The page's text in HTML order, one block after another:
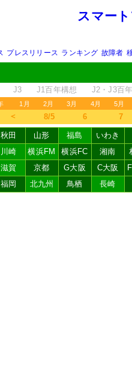
スマー
プレスリリース ランキング 故障者
J3 J1百年構想 J2・J3百
1月 2月 3月 4月 5月
＜ 8/5 6 7
秋田 山形 福島
いわき
川崎 横浜FM 横浜FC 湘南
滋賀 京都 G大阪 C大阪
福岡 北九州 鳥栖 長崎